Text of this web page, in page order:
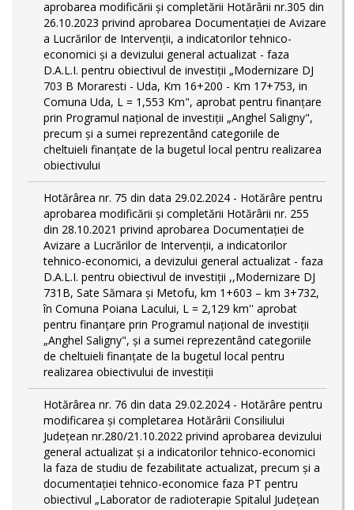
aprobarea modificării şi completării Hotărârii nr.305 din
26.10.2023 privind aprobarea Documentației de Avizare
a Lucrărilor de Intervenții, a indicatorilor tehnico-
economici și a devizului general actualizat - faza
D.A.L.I. pentru obiectivul de investiţii „Modernizare DJ
703 B Moraresti - Uda, Km 16+200 - Km 17+753, in
Comuna Uda, L = 1,553 Km", aprobat pentru finanțare
prin Programul național de investiții „Anghel Saligny",
precum și a sumei reprezentând categoriile de
cheltuieli finanțate de la bugetul local pentru realizarea
obiectivului
Hotărârea nr. 75 din data 29.02.2024 - Hotărâre pentru
aprobarea modificării şi completării Hotărârii nr. 255
din 28.10.2021 privind aprobarea Documentației de
Avizare a Lucrărilor de Intervenții, a indicatorilor
tehnico-economici, a devizului general actualizat - faza
D.A.L.I. pentru obiectivul de investiţii ,,Modernizare DJ
731B, Sate Sămara și Metofu, km 1+603 – km 3+732,
în Comuna Poiana Lacului, L = 2,129 km'' aprobat
pentru finanțare prin Programul național de investiții
„Anghel Saligny", și a sumei reprezentând categoriile
de cheltuieli finanțate de la bugetul local pentru
realizarea obiectivului de investiții
Hotărârea nr. 76 din data 29.02.2024 - Hotărâre pentru
modificarea și completarea Hotărârii Consiliului
Județean nr.280/21.10.2022 privind aprobarea devizului
general actualizat și a indicatorilor tehnico-economici
la faza de studiu de fezabilitate actualizat, precum și a
documentației tehnico-economice faza PT pentru
obiectivul „Laborator de radioterapie Spitalul Județean